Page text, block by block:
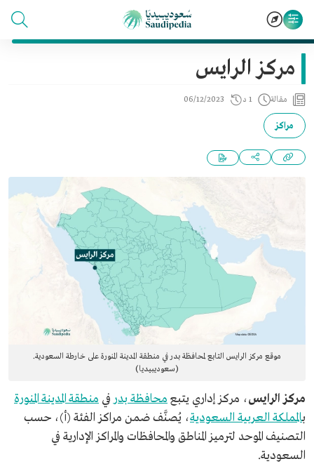
مركز الرايس
مقالة 1 د 06/12/2023
مراكز
موقع مركز الرايس التابع لمحافظة بدر في منطقة المدينة المنورة على خارطة السعودية.
(سعوديبيديا)
مركز الرايس، مركز إداري يتبع محافظة بدر في منطقة المدينة المنورة
بالمملكة العربية السعودية، يُصنَّف ضمن مراكز الفئة (أ)، حسب
التصنيف الموحد لترميز المناطق والمحافظات والمراكز الإدارية في
السعودية.